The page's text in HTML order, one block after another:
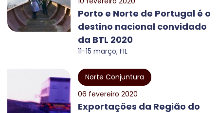
Porto e Norte de Portugal é o
destino nacional convidado
da BTL 2020
11-15 março, FIL
Norte Conjuntura
06 fevereiro 2020
Exportações da Região do